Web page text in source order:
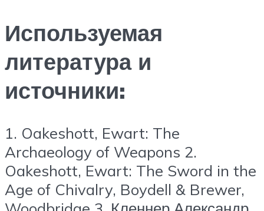
Используемая
литература и
источники:
1. Oakeshott, Ewart: The
Archaeology of Weapons 2.
Oakeshott, Ewart: The Sword in the
Age of Chivalry, Boydell & Brewer,